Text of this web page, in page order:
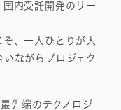
内受託開発のリー
、一人ひとりが大
ながらプロジェク
先端のテクノロジー